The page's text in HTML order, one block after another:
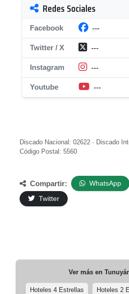
Redes Sociales
Facebook ---
Twitter / X ---
Instagram ---
Youtube ---
Discado Nacional: 02622 · Discado
Código Postal: 5560
Compartir: WhatsApp
Twitter
Ver más en
Hoteles 4 Estrellas Hoteles 2